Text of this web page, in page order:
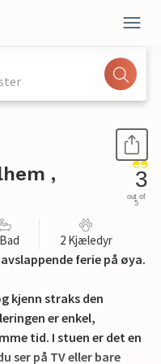
,
3
out of
5
2 Kjæledyr
ferie på øya.
kjenn straks den
er enkel,
tid. I stuen er det en
ser på TV eller bare